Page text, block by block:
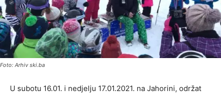
Foto: Arhiv ski.ba
U subotu 16.01. i nedjelju 17.01.2021. na Jahorini, održat